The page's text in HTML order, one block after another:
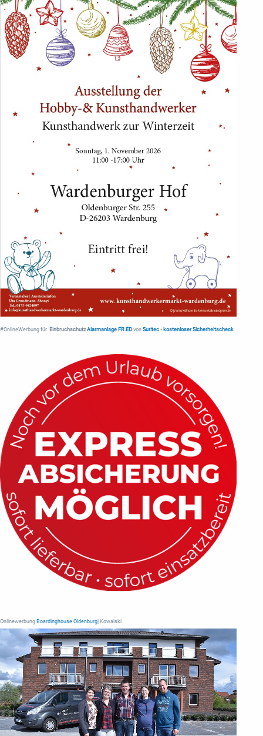
#OnlineWerbung für Einbruchschutz Alarmanlage FR.ED von Suritec • kostenloser Sicherheitscheck
Onlinewerbung Boardinghouse Oldenburg | Kowalski